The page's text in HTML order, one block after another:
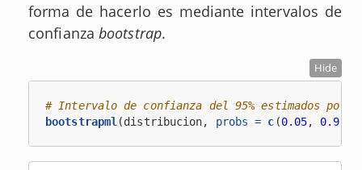
forma de hacerlo es mediante intervalos de
confianza bootstrap.
Hide
# Intervalo de confianza del 95% estimados por
bootstrapml (distribucion, probs = c (0.05, 0.95